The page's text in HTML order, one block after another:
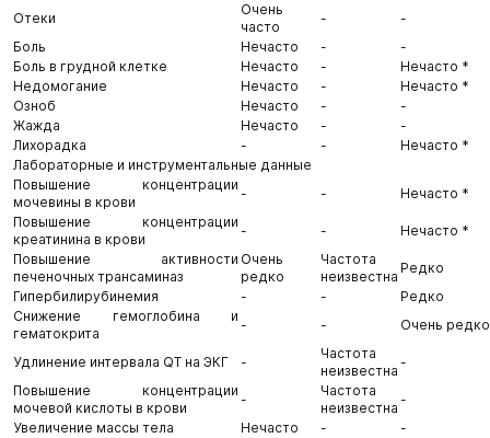
Отеки
Очень
часто
-
-
Боль
Нечасто -
-
Боль в грудной клетке
Нечасто -
Нечасто *
Недомогание
Нечасто -
Нечасто *
Озноб
Нечасто -
-
Жажда
Нечасто -
-
Лихорадка
- -
Нечасто *
Лабораторные и инструментальные данные
Повышение концентрации
мочевины в крови
- -
Нечасто *
Повышение концентрации
креатинина в крови
- -
Нечасто *
Повышение активности
печеночных трансаминаз
Очень
редко
Частота
неизвестна
Редко
Гипербилирубинемия
- -
Редко
Снижение гемоглобина и
гематокрита
- - Очень редко
Удлинение интервала QT на ЭКГ -
Частота
неизвестна
-
Повышение концентрации
мочевой кислоты в крови
-
Частота
неизвестна
-
Увеличение массы тела
Нечасто -
-